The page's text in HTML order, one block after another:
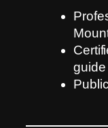
guide